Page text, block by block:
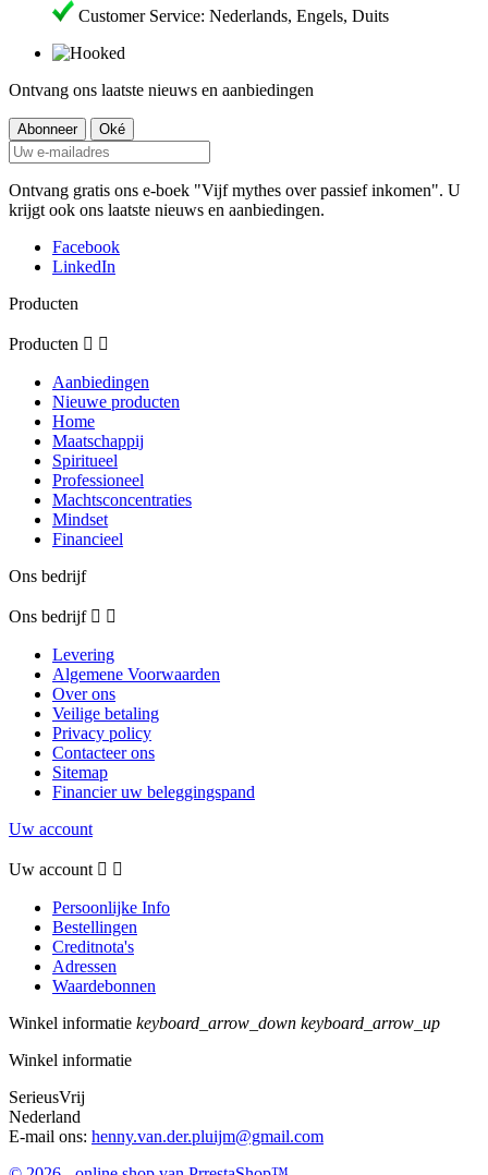
Customer Service: Nederlands, Engels, Duits
Ontvang ons laatste nieuws en aanbiedingen
Ontvang gratis ons e-boek "Vijf mythes over passief inkomen". U
krijgt ook ons laatste nieuws en aanbiedingen.
Facebook
LinkedIn
Producten
Producten  
Aanbiedingen
Nieuwe producten
Home
Maatschappij
Spiritueel
Professioneel
Machtsconcentraties
Mindset
Financieel
Ons bedrijf
Ons bedrijf  
Levering
Algemene Voorwaarden
Over ons
Veilige betaling
Privacy policy
Contacteer ons
Sitemap
Financier uw beleggingspand
Uw account
Uw account  
Persoonlijke Info
Bestellingen
Creditnota's
Adressen
Waardebonnen
Winkel informatie keyboard_arrow_down keyboard_arrow_up
Winkel informatie
SerieusVrij
Nederland
E-mail ons: henny.van.der.pluijm@gmail.com